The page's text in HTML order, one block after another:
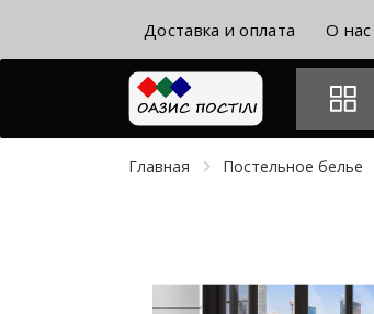
Доставка и оплата О нас
Главная Постельное белье